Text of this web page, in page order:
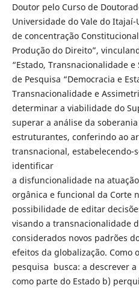
Doutor pelo Curso de
Universidade do Vale do
de concentração
Produção do Direito”,
“Estado, Transnacionalidade
de Pesquisa “Democracia e
Transnacionalidade e
determinar a viabilidade do
superar a análise da
estruturantes, conferindo ao
transnacional, estabelecendo-
identificar
a disfuncionalidade na
orgânica e funcional da Corte
possibilidade de editar
visando a transnacionalidade
considerados novos padrões
efeitos da globalização. Como
pesquisa busca: a descrever
como parte do Estado b)